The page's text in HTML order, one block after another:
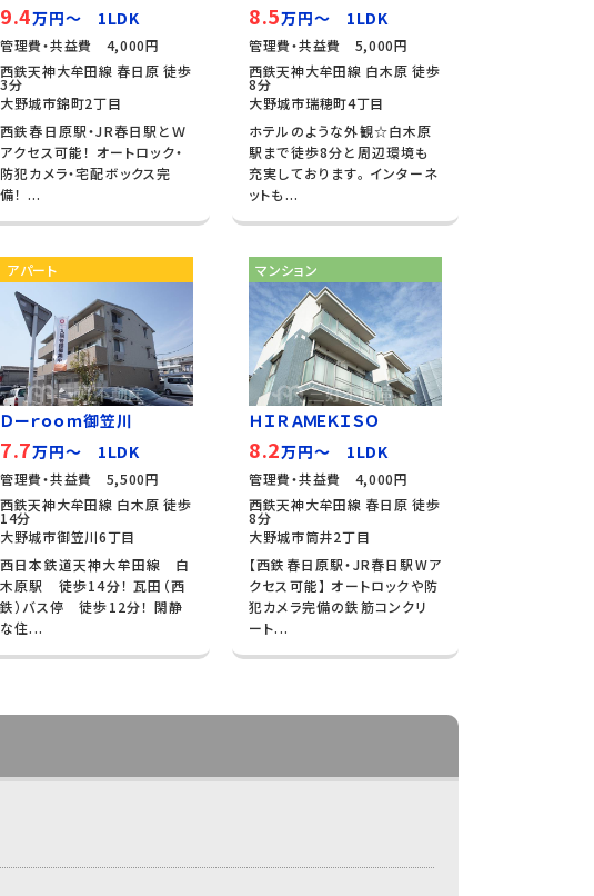
9.4万円～ 1LDK
管理費・共益費 4,000円
西鉄天神大牟田線 春日原 徒歩
3分
大野城市錦町2丁目
西鉄春日原駅・JR春日駅とＷ
アクセス可能！ オートロック・
防犯カメラ・宅配ボックス完
備！ ...
8.5万円～ 1LDK
管理費・共益費 5,000円
西鉄天神大牟田線 白木原 徒歩
8分
大野城市瑞穂町4丁目
ホテルのような外観☆白木原
駅まで徒歩8分と周辺環境も
充実しております。 インターネ
ットも...
アパート
Ｄーｒｏｏｍ御笠川
7.7万円～ 1LDK
管理費・共益費 5,500円
西鉄天神大牟田線 白木原 徒歩
14分
大野城市御笠川6丁目
西日本鉄道天神大牟田線 白
木原駅 徒歩14分！ 瓦田（西
鉄）バス停 徒歩12分！ 閑静
な住...
マンション
ＨＩＲＡＭＥＫＩＳＯ
8.2万円～ 1LDK
管理費・共益費 4,000円
西鉄天神大牟田線 春日原 徒歩
8分
大野城市筒井2丁目
【西鉄春日原駅・JR春日駅Wア
クセス可能】 オートロックや防
犯カメラ完備の鉄筋コンクリ
ート...